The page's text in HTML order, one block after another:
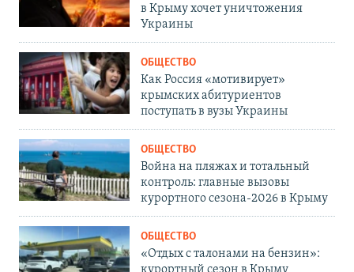
в Крыму хочет уничтожения
Украины
ОБЩЕСТВО
Как Россия «мотивирует»
крымских абитуриентов
поступать в вузы Украины
ОБЩЕСТВО
Война на пляжах и тотальный
контроль: главные вызовы
курортного сезона-2026 в Крыму
ОБЩЕСТВО
«Отдых с талонами на бензин»:
курортный сезон в Крыму